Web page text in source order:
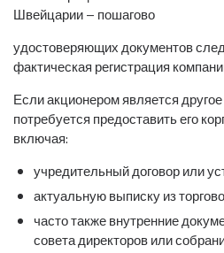
удостоверяющих документов
фактическая регистрация
Если акционером является
потребуется предоставить его
включая:
учредительный договор или
актуальную выписку из
часто также внутренние
совета директоров или